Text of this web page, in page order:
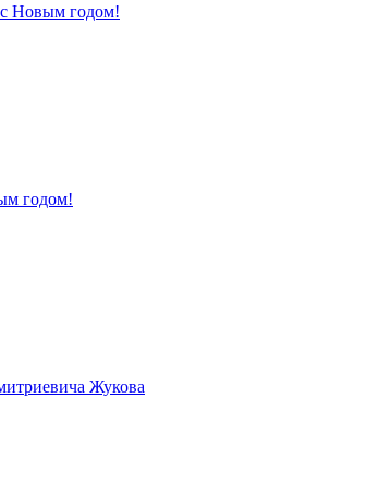
с Новым годом!
годом!
Жукова